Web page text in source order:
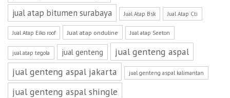
jual atap bitumen surabaya
Jual Atap Bsk Jual Atap Cti
Jual Atap Eiko roof Jual atap onduline Jual atap Seeton
jual atap tegola jual genteng
jual genteng aspal
jual genteng aspal jakarta
jual genteng aspal kalimantan
jual genteng aspal shingle